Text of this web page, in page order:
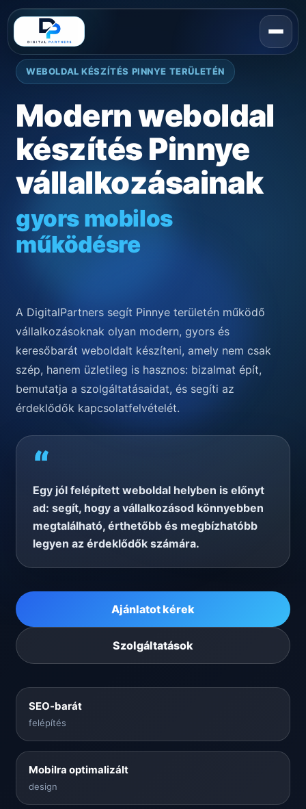
WEBOLDAL KÉSZÍTÉS PINNYE TERÜLETÉN
Modern weboldal
készítés Pinnye
vállalkozásainak
gyors mobilos
működésre
A DigitalPartners segít Pinnye területén működő
vállalkozásoknak olyan modern, gyors és
keresőbarát weboldalt készíteni, amely nem csak
szép, hanem üzletileg is hasznos: bizalmat épít,
bemutatja a szolgáltatásaidat, és segíti az
érdeklődők kapcsolatfelvételét.
“
Egy jól felépített weboldal helyben is előnyt
ad: segít, hogy a vállalkozásod könnyebben
megtalálható, érthetőbb és megbízhatóbb
legyen az érdeklődők számára.
Ajánlatot kérek
Szolgáltatások
SEO-barát
felépítés
Mobilra optimalizált
design